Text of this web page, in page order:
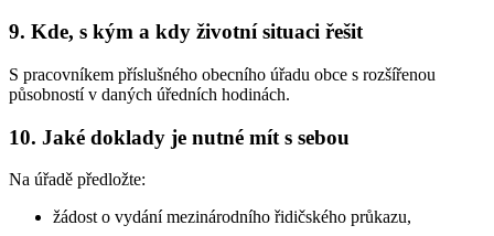
9. Kde, s kým a kdy životní situaci řešit
S pracovníkem příslušného obecního úřadu obce s rozšířenou
působností v daných úředních hodinách.
10. Jaké doklady je nutné mít s sebou
Na úřadě předložte:
žádost o vydání mezinárodního řidičského průkazu,